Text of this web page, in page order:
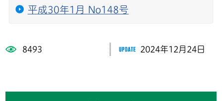
平成30年1月 No148号
8493 2024年12月24日